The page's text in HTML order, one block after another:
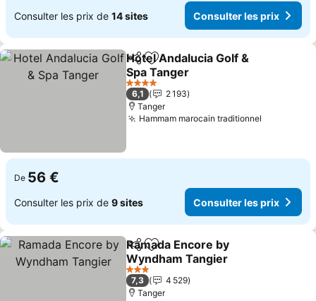
Consulter les prix de 14 sites Consulter les prix
PartagerAjouter à mes favoris
Hotel Andalucia Golf &
Spa Tanger
4 Étoiles
6,1
2 193
Tanger
Hammam marocain traditionnel
De 56 €
Consulter les prix de 9 sites Consulter les prix
PartagerAjouter à mes favoris
Ramada Encore by
Wyndham Tangier
3 Étoiles
7,3
4 529
Tanger